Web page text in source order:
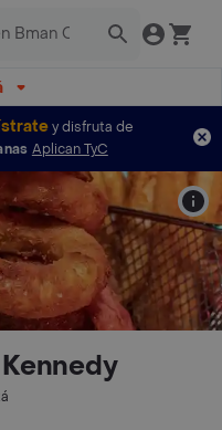
y disfruta de
Aplican TyC